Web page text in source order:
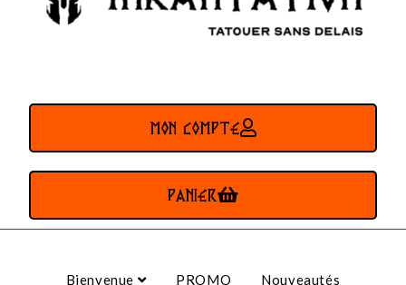
MON COMPTE
PANIER
Bienvenue PROMO
Nouveautés